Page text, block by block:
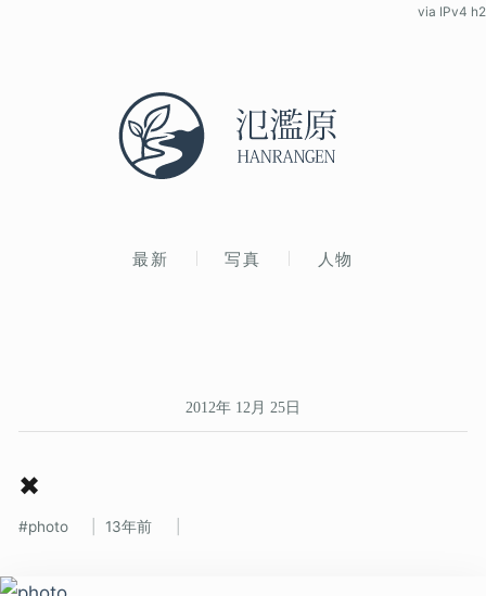
最新 写真 人物
via IPv4 h2
2012年 12月 25日
✖
photo 13年前